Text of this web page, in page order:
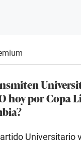
hoy por Copa
Universitario